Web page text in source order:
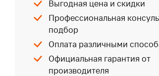
Выгодная цена и скидки
Профессиональная
подбор
Оплата различными
Официальная гарантия от
производителя